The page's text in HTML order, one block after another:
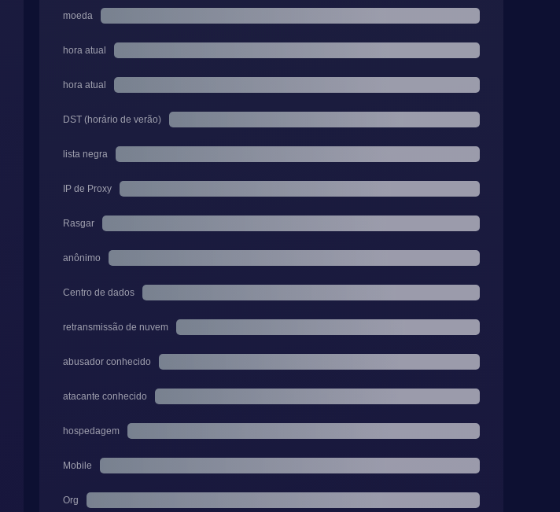
moeda
hora atual
hora atual
DST (horário de verão)
lista negra
IP de Proxy
Rasgar
anônimo
Centro de dados
retransmissão de nuvem
abusador conhecido
atacante conhecido
hospedagem
Mobile
Org